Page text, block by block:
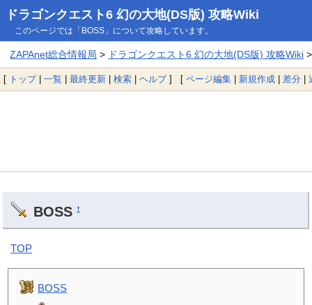
ドラゴンクエスト6 幻の大地(DS版) 攻略Wiki
このページでは「BOSS」について攻略しています。
ZAPAnet総合情報局 > ドラゴンクエスト6 幻の大地(DS版) 攻略Wiki>
[ トップ| 一覧 | 最終更新 | 検索 | ヘルプ] [ ページ編集 | 新規作成 | 差分 |
BOSS †
TOP
BOSS